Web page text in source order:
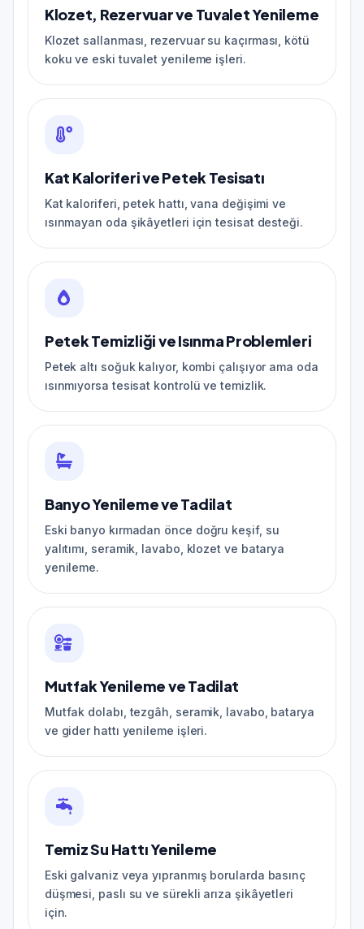
Klozet, Rezervuar ve Tuvalet Yenileme
Klozet sallanması, rezervuar su kaçırması, kötü
koku ve eski tuvalet yenileme işleri.
Kat Kaloriferi ve Petek Tesisatı
Kat kaloriferi, petek hattı, vana değişimi ve
ısınmayan oda şikâyetleri için tesisat desteği.
Petek Temizliği ve Isınma Problemleri
Petek altı soğuk kalıyor, kombi çalışıyor ama oda
ısınmıyorsa tesisat kontrolü ve temizlik.
Banyo Yenileme ve Tadilat
Eski banyo kırmadan önce doğru keşif, su
yalıtımı, seramik, lavabo, klozet ve batarya
yenileme.
Mutfak Yenileme ve Tadilat
Mutfak dolabı, tezgâh, seramik, lavabo, batarya
ve gider hattı yenileme işleri.
Temiz Su Hattı Yenileme
Eski galvaniz veya yıpranmış borularda basınç
düşmesi, paslı su ve sürekli arıza şikâyetleri
için.